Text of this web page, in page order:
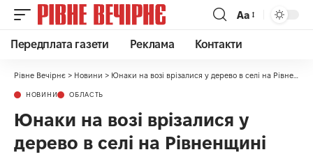
Аа
Передплата газети Реклама Контакти
Рівне Вечірнє > Новини > Юнаки на возі врізалися у дерево в селі на Рівненщині
НОВИНИ ОБЛАСТЬ
Юнаки на возі врізалися у
дерево в селі на Рівненщині